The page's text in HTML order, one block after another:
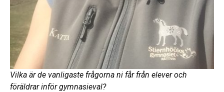
Vilka är de vanligaste frågorna ni får från elever och
föräldrar inför gymnasieval?